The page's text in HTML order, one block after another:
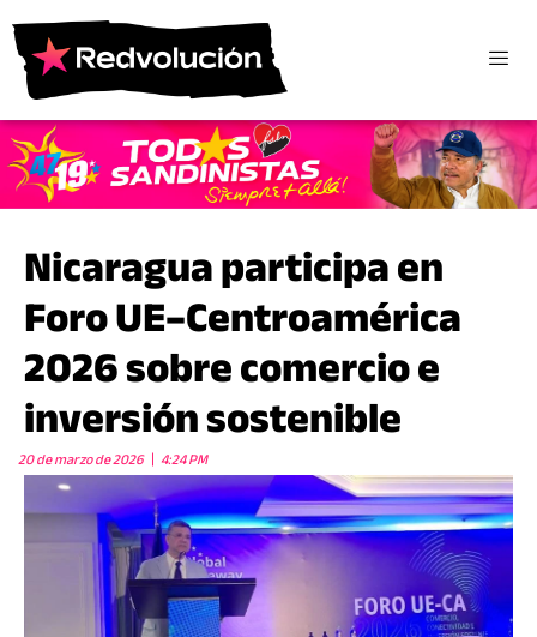
Nicaragua participa en
Foro UE–Centroamérica
2026 sobre comercio e
inversión sostenible
20 de marzo de 2026 4:24 PM